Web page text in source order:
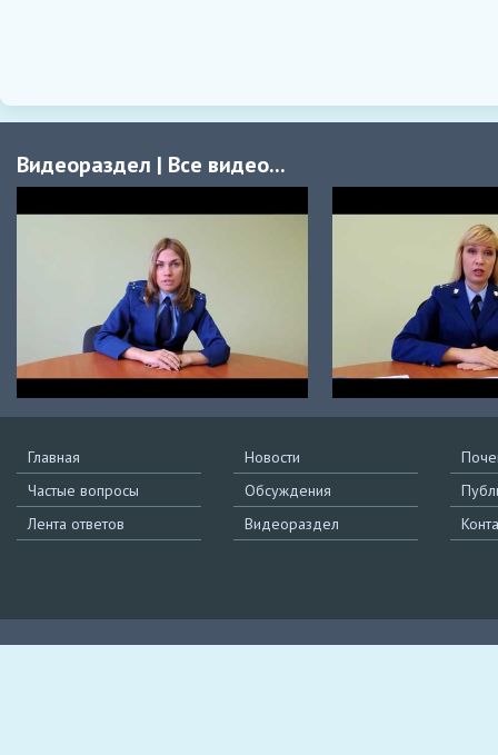
Видеораздел | Все видео...
Главная
Частые вопросы
Лента ответов
Новости
Обсуждения
Видеораздел